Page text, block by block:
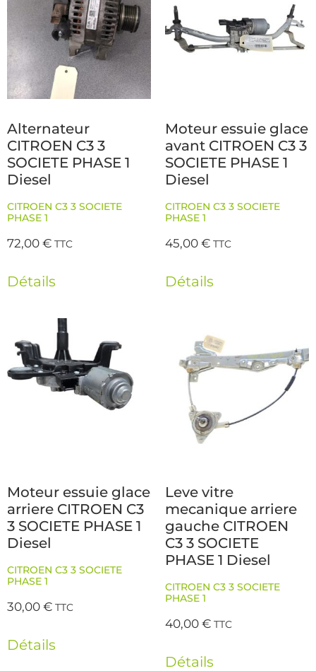
Alternateur
CITROEN C3 3
SOCIETE PHASE 1
Diesel
CITROEN C3 3 SOCIETE
PHASE 1
72,00€ TTC
Détails
Moteur essuie glace
avant CITROEN C3 3
SOCIETE PHASE 1
Diesel
CITROEN C3 3 SOCIETE
PHASE 1
45,00€ TTC
Détails
Moteur essuie glace
arriere CITROEN C3
3 SOCIETE PHASE 1
Diesel
CITROEN C3 3 SOCIETE
PHASE 1
30,00€ TTC
Détails
Leve vitre
mecanique arriere
gauche CITROEN
C3 3 SOCIETE
PHASE 1 Diesel
CITROEN C3 3 SOCIETE
PHASE 1
40,00€ TTC
Détails